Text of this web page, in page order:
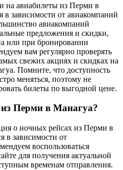
на авиабилеты из Перми в
в зависимости от авиакомпаний
авиакомпаний
предложения и скидки,
или при бронировании
вам регулярно проверять
свежих акциях и скидках на
Помните, что доступность
меняться, поэтому не
билеты по выгодной цене.
Перми в Манагуа?
о ночных рейсах из Перми в
в зависимости от
воспользоваться
для получения актуальной
временам отправления.